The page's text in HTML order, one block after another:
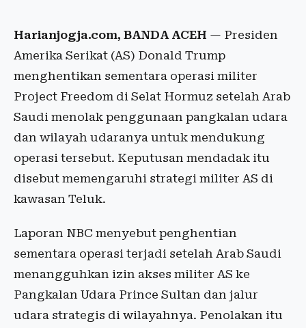
Harianjogja.com, BANDA ACEH — Presiden
Amerika Serikat (AS) Donald Trump
menghentikan sementara operasi militer
Project Freedom di Selat Hormuz setelah Arab
Saudi menolak penggunaan pangkalan udara
dan wilayah udaranya untuk mendukung
operasi tersebut. Keputusan mendadak itu
disebut memengaruhi strategi militer AS di
kawasan Teluk.
Laporan NBC menyebut penghentian
sementara operasi terjadi setelah Arab Saudi
menangguhkan izin akses militer AS ke
Pangkalan Udara Prince Sultan dan jalur
udara strategis di wilayahnya. Penolakan itu